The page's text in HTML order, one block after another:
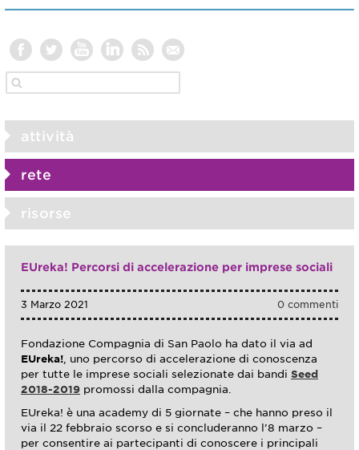
attività
rete
risorse
EUreka! Percorsi di accelerazione per imprese sociali
0 commenti
3 Marzo 2021
Fondazione Compagnia di San Paolo ha dato il via ad
EUreka! , uno percorso di accelerazione di conoscenza
per tutte le imprese sociali selezionate dai bandi Seed
2018-2019 promossi dalla compagnia.
EUreka! è una academy di 5 giornate – che hanno preso il
via il 22 febbraio scorso e si concluderanno l’8 marzo –
per consentire ai partecipanti di conoscere i principali